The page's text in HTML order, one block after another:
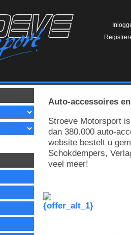
Auto-accessoires
Stroeve Motorsport
dan 380.000 auto-
website bestelt u
Schokdempers,
veel meer!